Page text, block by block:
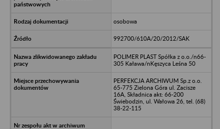
osobowa
992700/610A/20/2012/SAK
POLIMER PLAST Spółka z o.o./n66-
305 Kaława/nKęszyca Leśna 50
PERFEKCJA ARCHIWUM Sp.z o.o.
65-775 Zielona Góra ul. Zacisze
16A, Składnica akt: 66-200
Świebodzin, ul. Wałowa 26, tel. (68)
38-22-115